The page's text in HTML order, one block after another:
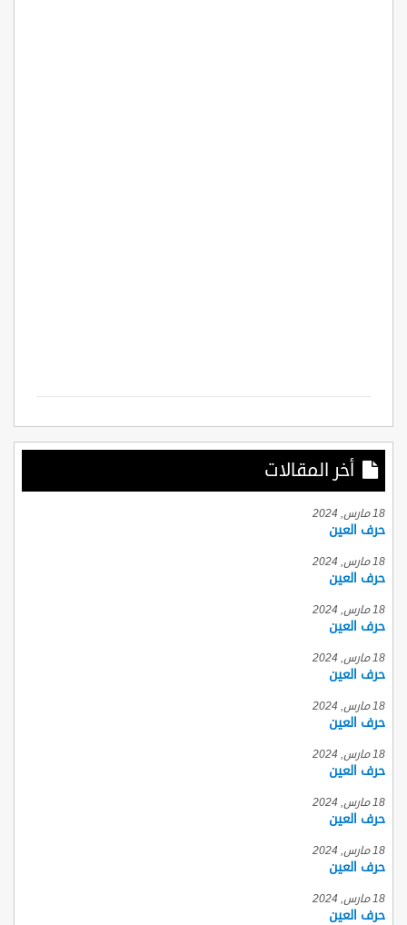
أخر المقالات
18 مارس, 2024
حرف العين
18 مارس, 2024
حرف العين
18 مارس, 2024
حرف العين
18 مارس, 2024
حرف العين
18 مارس, 2024
حرف العين
18 مارس, 2024
حرف العين
18 مارس, 2024
حرف العين
18 مارس, 2024
حرف العين
18 مارس, 2024
حرف العين